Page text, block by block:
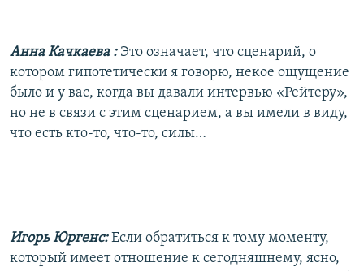
Анна Качкаева : Это означает, что сценарий, о
котором гипотетически я говорю, некое ощущение
было и у вас, когда вы давали интервью «Рейтеру»,
но не в связи с этим сценарием, а вы имели в виду,
что есть кто-то, что-то, силы…
Игорь Юргенс: Если обратиться к тому моменту,
который имеет отношение к сегодняшнему, ясно,